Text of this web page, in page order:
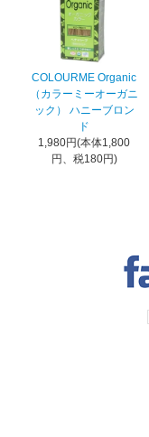
COLOURME Organic
（カラーミーオーガニ
ック） ハニーブロン
ド
1,980円(本体1,800
円、税180円)